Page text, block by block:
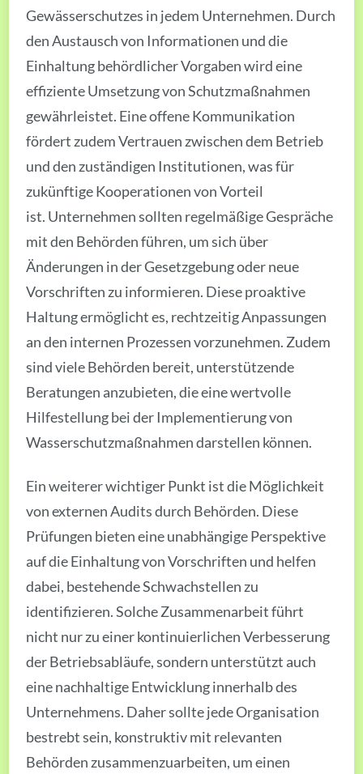
Gewässerschutzes in jedem Unternehmen. Durch
den Austausch von Informationen und die
Einhaltung behördlicher Vorgaben wird eine
effiziente Umsetzung von Schutzmaßnahmen
gewährleistet. Eine offene Kommunikation
fördert zudem Vertrauen zwischen dem Betrieb
und den zuständigen Institutionen, was für
zukünftige Kooperationen von Vorteil
ist. Unternehmen sollten regelmäßige Gespräche
mit den Behörden führen, um sich über
Änderungen in der Gesetzgebung oder neue
Vorschriften zu informieren. Diese proaktive
Haltung ermöglicht es, rechtzeitig Anpassungen
an den internen Prozessen vorzunehmen. Zudem
sind viele Behörden bereit, unterstützende
Beratungen anzubieten, die eine wertvolle
Hilfestellung bei der Implementierung von
Wasserschutzmaßnahmen darstellen können.
Ein weiterer wichtiger Punkt ist die Möglichkeit
von externen Audits durch Behörden. Diese
Prüfungen bieten eine unabhängige Perspektive
auf die Einhaltung von Vorschriften und helfen
dabei, bestehende Schwachstellen zu
identifizieren. Solche Zusammenarbeit führt
nicht nur zu einer kontinuierlichen Verbesserung
der Betriebsabläufe, sondern unterstützt auch
eine nachhaltige Entwicklung innerhalb des
Unternehmens. Daher sollte jede Organisation
bestrebt sein, konstruktiv mit relevanten
Behörden zusammenzuarbeiten, um einen